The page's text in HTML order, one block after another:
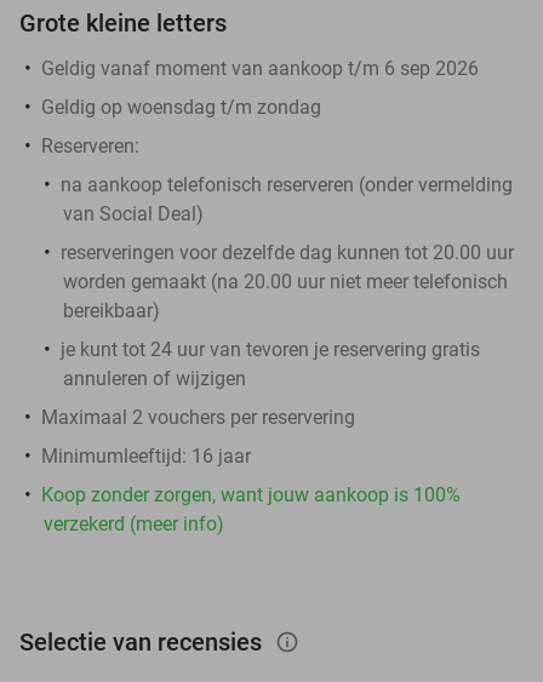
Grote kleine letters
Geldig vanaf moment van aankoop t/m 6 sep 2026
Geldig op woensdag t/m zondag
Reserveren:
na aankoop telefonisch reserveren (onder vermelding
van Social Deal)
reserveringen voor dezelfde dag kunnen tot 20.00 uur
worden gemaakt (na 20.00 uur niet meer telefonisch
bereikbaar)
je kunt tot 24 uur van tevoren je reservering gratis
annuleren of wijzigen
Maximaal 2 vouchers per reservering
Minimumleeftijd: 16 jaar
Koop zonder zorgen, want jouw aankoop is 100%
verzekerd (meer info)
Selectie van recensies info_outlined